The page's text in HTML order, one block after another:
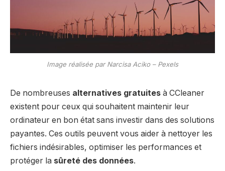
Image réalisée par Narcisa Aciko – Pexels
De nombreuses alternatives gratuites à CCleaner
existent pour ceux qui souhaitent maintenir leur
ordinateur en bon état sans investir dans des solutions
payantes. Ces outils peuvent vous aider à nettoyer les
fichiers indésirables, optimiser les performances et
protéger la sûreté des données.